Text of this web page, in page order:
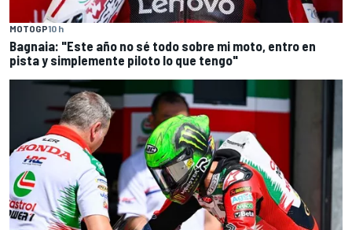
MOTOGP10 h
Bagnaia: "Este año no sé todo sobre mi moto, entro en
pista y simplemente piloto lo que tengo"